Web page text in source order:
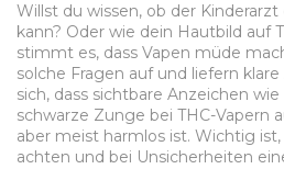
Willst du wissen, ob der
kann? Oder wie dein Hautbild auf
stimmt es, dass Vapen müde
solche Fragen auf und liefern
sich, dass sichtbare Anzeichen
schwarze Zunge bei THC-Vapern
aber meist harmlos ist. Wichtig
achten und bei Unsicherheiten